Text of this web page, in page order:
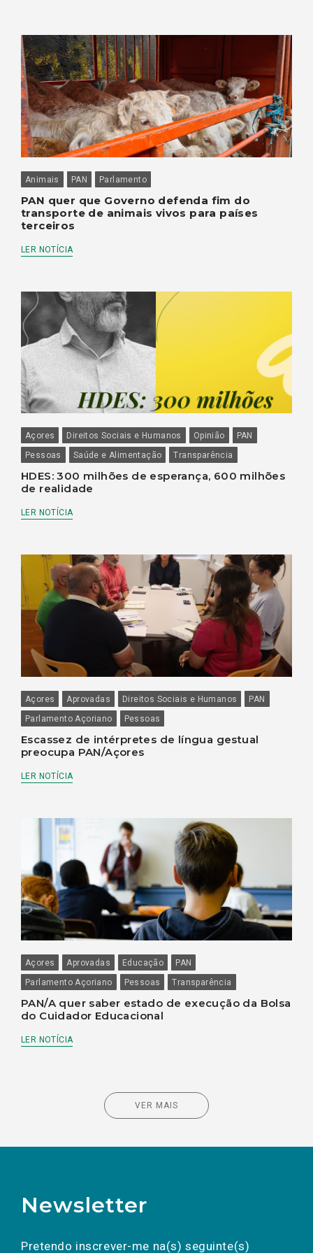
Animais PAN Parlamento
PAN quer que Governo defenda fim do
transporte de animais vivos para países
terceiros
LER NOTÍCIA
Açores Direitos Sociais e Humanos Opinião
PAN
Pessoas
Saúde e Alimentação Transparência
HDES: 300 milhões de esperança, 600 milhões
de realidade
LER NOTÍCIA
Açores Aprovadas Direitos Sociais e Humanos
PAN
Parlamento Açoriano
Pessoas
Escassez de intérpretes de língua gestual
preocupa PAN/Açores
LER NOTÍCIA
Açores Aprovadas Educação
PAN
Parlamento Açoriano
Pessoas Transparência
PAN/A quer saber estado de execução da Bolsa
do Cuidador Educacional
LER NOTÍCIA
VER MAIS
Newsletter
Pretendo inscrever-me na(s) seguinte(s)
a(s) newsletter(s).
mail